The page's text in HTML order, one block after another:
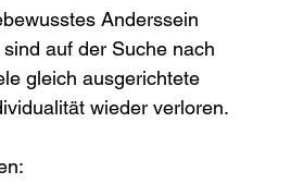
Anderssein
auf der Suche nach
gleich ausgerichtete
wieder verloren.